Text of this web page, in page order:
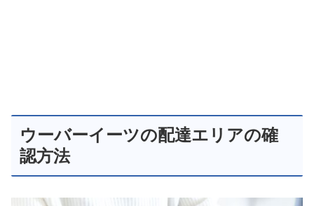
ウーバーイーツの配達エリアの確
認方法